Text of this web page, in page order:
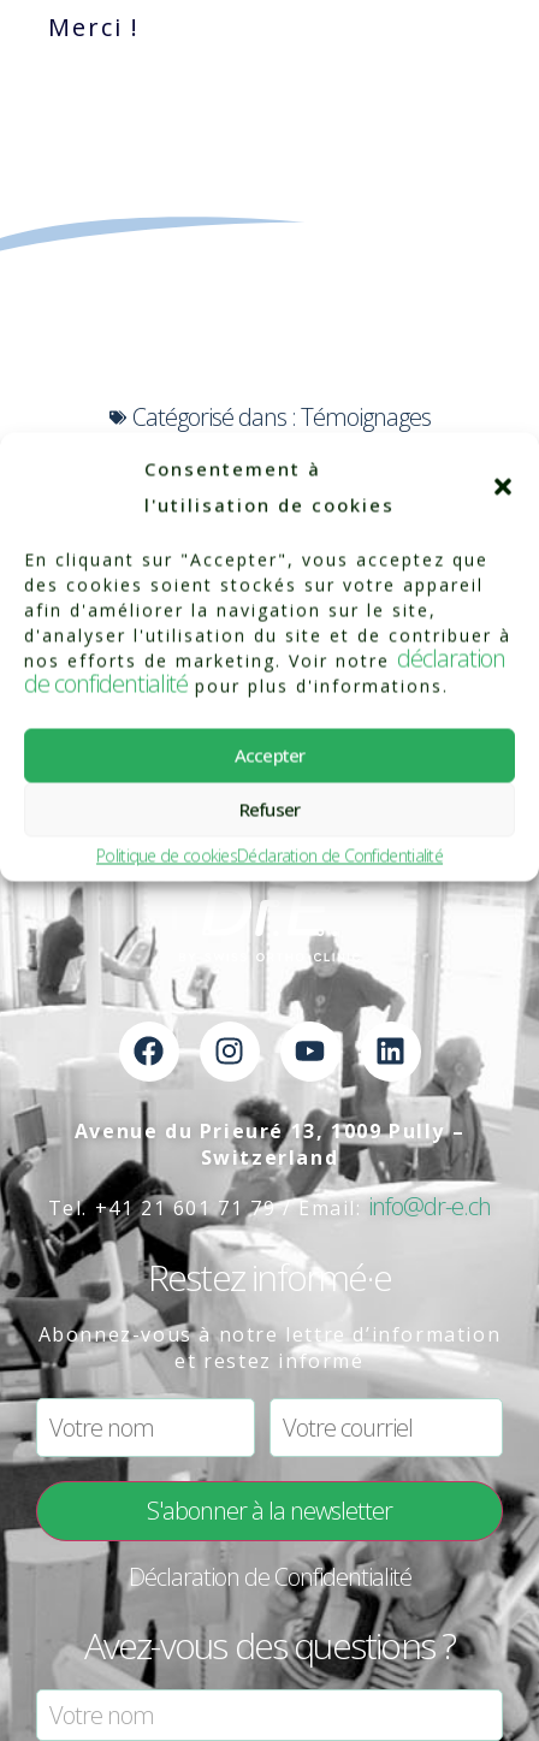
Consentement à
l'utilisation de cookies
En cliquant sur "Accepter", vous acceptez que
des cookies soient stockés sur votre appareil
afin d'améliorer la navigation sur le site,
d'analyser l'utilisation du site et de contribuer à
nos efforts de marketing. Voir notre déclaration
de confidentialité pour plus d'informations.
Accepter
Refuser
Politique de cookiesDéclaration de Confidentialité
Merci !
Catégorisé dans :Témoignages
Avenue du Prieuré 13, 1009 Pully –
Switzerland
Tel. +41 21 601 71 79 / Email: info@dr-e.ch
Restez informé·e
Abonnez-vous à notre lettre d’information
et restez informé
Déclaration de Confidentialité
Avez-vous des questions ?